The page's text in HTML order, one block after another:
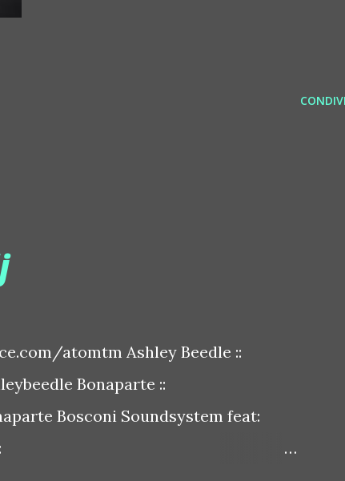
atomtm Ashley Beedle ::
Bonaparte ::
Bosconi Soundsystem feat: